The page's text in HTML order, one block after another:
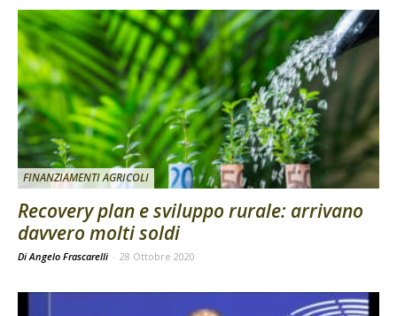
FINANZIAMENTI AGRICOLI
Recovery plan e sviluppo rurale: arrivano
davvero molti soldi
Di Angelo Frascarelli - 28 Ottobre 2020